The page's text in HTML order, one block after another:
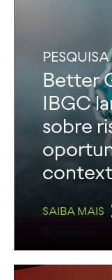
PESQUISA
Better
IBGC
sobre
SAIBA MAIS